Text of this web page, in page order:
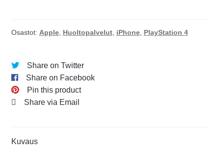
Osastot: Apple, Huoltopalvelut, iPhone, PlayStation 4
Share on Twitter
Share on Facebook
Pin this product
Share via Email
Kuvaus